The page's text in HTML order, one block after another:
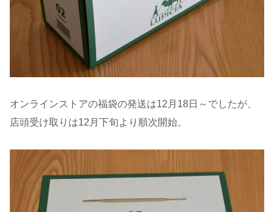
オンラインストアの福袋の発送は12月18日～でしたが、
店頭受け取りは12月下旬より順次開始。